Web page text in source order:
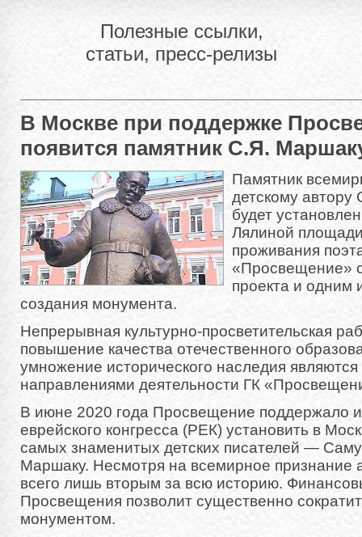
Полезные ссылки,
статьи, пресс-релизы
В Москве при поддержке
появится памятник С.Я.
Памятник
детскому
будет
Лялиной
проживания
«Просвещение»
проекта и одним
создания монумента.
Непрерывная культурно-просветительская
повышение качества отечественного
умножение исторического наследия
направлениями деятельности ГК
В июне 2020 года Просвещение поддержало
еврейского конгресса (РЕК) установить в
самых знаменитых детских писателей —
Маршаку. Несмотря на всемирное признание
всего лишь вторым за всю историю.
Просвещения позволит существенно
монументом.